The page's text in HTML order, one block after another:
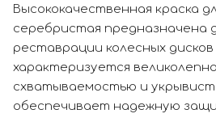
Высококачественная краска
серебристая предназначена
реставрации колесных дисков
характеризуется
схватываемостью и
обеспечивает надежную